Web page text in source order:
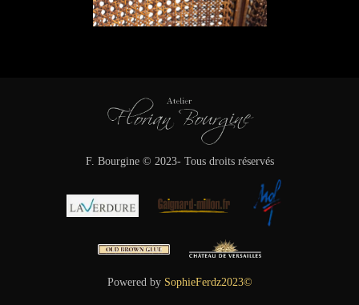
F. Bourgine © 2023- Tous droits réservés
Powered by SophieFerdz2023©